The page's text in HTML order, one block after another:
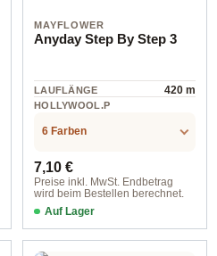
MAYFLOWER
Anyday Step By Step 3
LAUFLÄNGE 420 m
HOLLYWOOL.P
.LABEL.MATERI
6 Farben
Regulärer Preis:
7,10 €
Preise inkl. MwSt. Endbetrag
wird beim Bestellen berechnet.
Auf Lager
Farbe 001 dunkelblau/hellblau/